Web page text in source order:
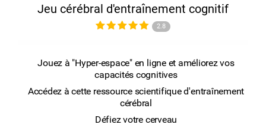
Jeu cérébral d'entraînement cognitif
2.8
Jouez à "Hyper-espace" en ligne et améliorez vos
capacités cognitives
Accédez à cette ressource scientifique d'entraînement
cérébral
Défiez votre cerveau